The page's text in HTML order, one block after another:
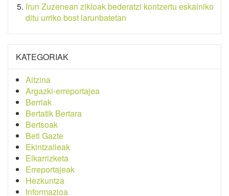
Irun Zuzenean zikloak bederatzi kontzertu eskainiko
ditu urriko bost larunbatetan
KATEGORIAK
Aitzina
Argazki-erreportajea
Berriak
Bertatik Bertara
Bertsoak
Beti Gazte
Ekintzaileak
Elkarrizketa
Erreportajeak
Hezkuntza
Informazioa